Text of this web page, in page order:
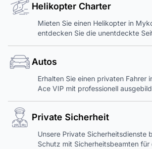
Helikopter Charter
Mieten Sie einen Helikopter in
entdecken Sie die unentdeckte
Autos
Erhalten Sie einen privaten Fahrer
Ace VIP mit professionell
Private Sicherheit
Unsere Private Sicherheitsdienste
Schutz mit Sicherheitsbeamten für